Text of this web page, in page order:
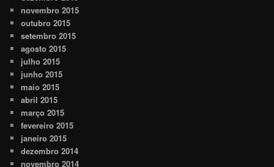
novembro 2015
outubro 2015
setembro 2015
agosto 2015
julho 2015
junho 2015
maio 2015
abril 2015
março 2015
fevereiro 2015
janeiro 2015
dezembro 2014
novembro 2014